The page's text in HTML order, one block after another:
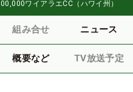
ワイアラエCC（ハワイ州）
組み合せ ニュース
概要など TV放送予定